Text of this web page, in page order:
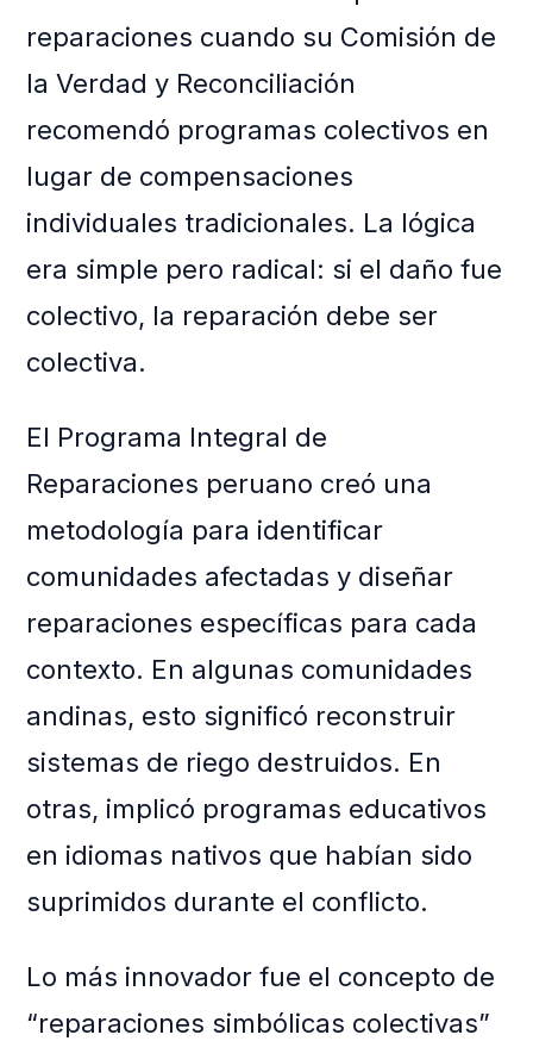
reparaciones cuando su Comisión de
la Verdad y Reconciliación
recomendó programas colectivos en
lugar de compensaciones
individuales tradicionales. La lógica
era simple pero radical: si el daño fue
colectivo, la reparación debe ser
colectiva.
El Programa Integral de
Reparaciones peruano creó una
metodología para identificar
comunidades afectadas y diseñar
reparaciones específicas para cada
contexto. En algunas comunidades
andinas, esto significó reconstruir
sistemas de riego destruidos. En
otras, implicó programas educativos
en idiomas nativos que habían sido
suprimidos durante el conflicto.
Lo más innovador fue el concepto de
“reparaciones simbólicas colectivas”